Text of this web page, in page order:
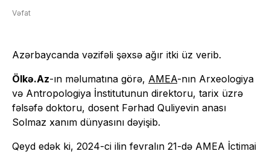
Vəfat
Azərbaycanda vəzifəli şəxsə ağır itki üz verib.
Ölkə.Az-ın məlumatına görə, AMEA-nın Arxeologiya
və Antropologiya İnstitutunun direktoru, tarix üzrə
fəlsəfə doktoru, dosent Fərhad Quliyevin anası
Solmaz xanım dünyasını dəyişib.
Qeyd edək ki, 2024-ci ilin fevralın 21-də AMEA İctimai